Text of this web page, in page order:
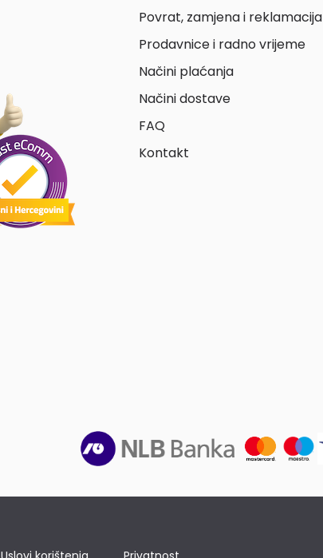
Povrat, zamjena i reklamacija
Prodavnice i radno vrijeme
Načini plaćanja
Načini dostave
FAQ
Kontakt